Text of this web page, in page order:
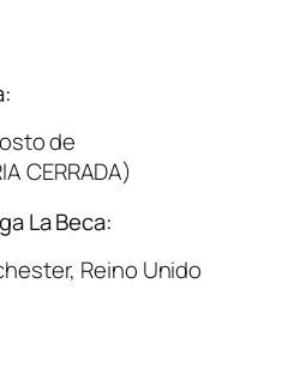
de
CERRADA)
La Beca:
Reino Unido